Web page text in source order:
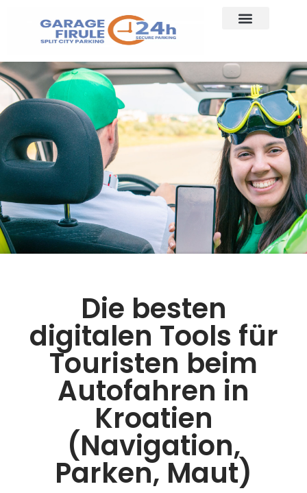
Die besten
digitalen Tools für
Touristen beim
Autofahren in
Kroatien
(Navigation,
Parken, Maut)